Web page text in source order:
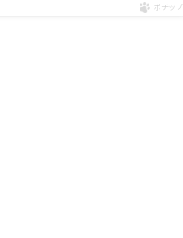
ポチップ